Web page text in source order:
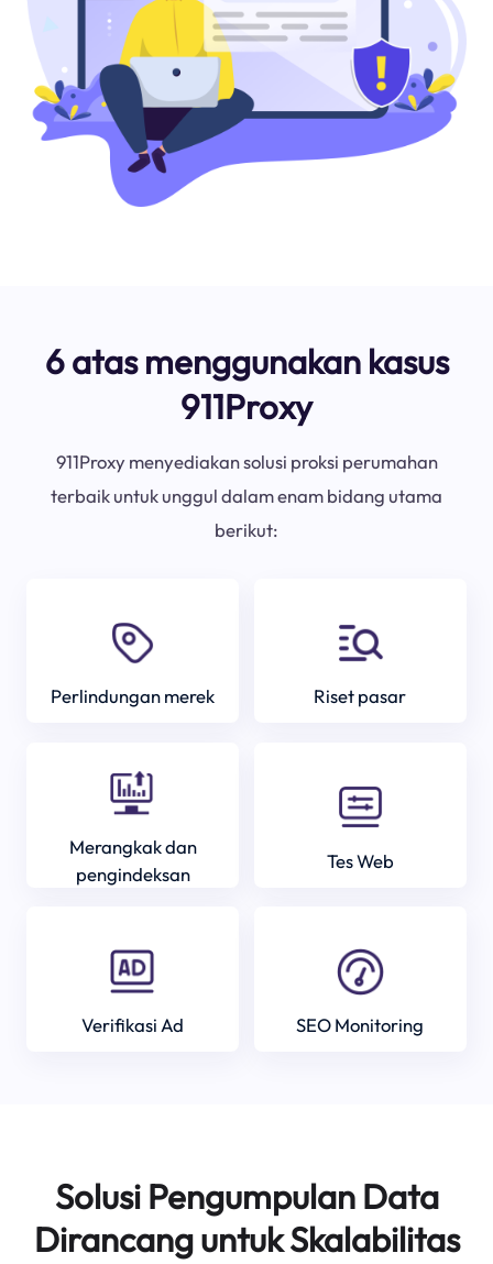
6 atas menggunakan kasus
911Proxy
911Proxy menyediakan solusi proksi perumahan
terbaik untuk unggul dalam enam bidang utama
berikut:
Perlindungan merek Riset pasar
Merangkak dan
pengindeksan
Tes Web
Verifikasi Ad SEO Monitoring
Solusi Pengumpulan Data
Dirancang untuk Skalabilitas